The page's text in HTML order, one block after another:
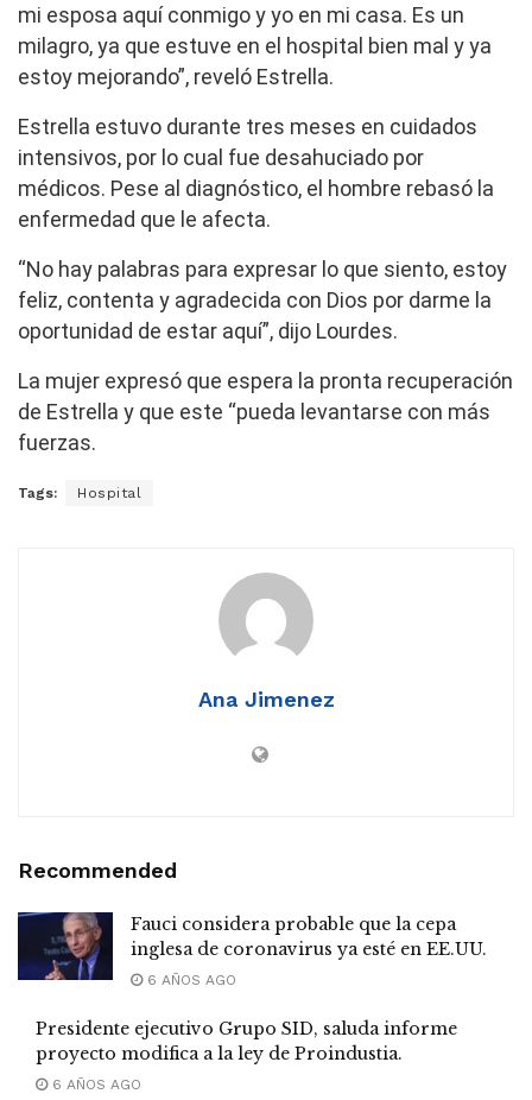
mi esposa aquí conmigo y yo en mi casa. Es un
milagro, ya que estuve en el hospital bien mal y ya
estoy mejorando”, reveló Estrella.
Estrella estuvo durante tres meses en cuidados
intensivos, por lo cual fue desahuciado por
médicos. Pese al diagnóstico, el hombre rebasó la
enfermedad que le afecta.
“No hay palabras para expresar lo que siento, estoy
feliz, contenta y agradecida con Dios por darme la
oportunidad de estar aquí”, dijo Lourdes.
La mujer expresó que espera la pronta recuperación
de Estrella y que este “pueda levantarse con más
fuerzas.
Tags: Hospital
Ana Jimenez
Recommended
Fauci considera probable que la cepa
inglesa de coronavirus ya esté en EE.UU.
6 AÑOS AGO
Presidente ejecutivo Grupo SID, saluda informe
proyecto modifica a la ley de Proindustia.
6 AÑOS AGO